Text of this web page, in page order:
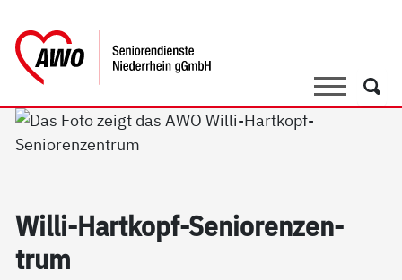
SucheSuche
Wil­li-Hart­kopf-Se­nio­ren­zen­
trum